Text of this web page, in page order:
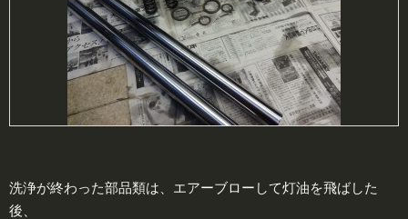
洗浄が終わった部品類は、エアーブローして灯油を飛ばした
後、